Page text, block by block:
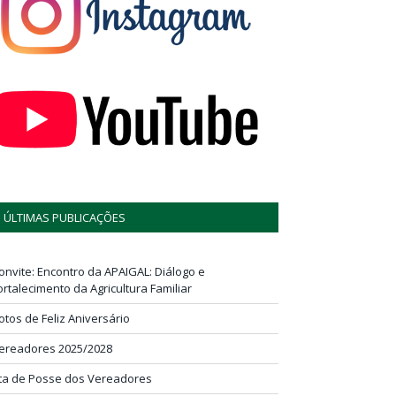
ÚLTIMAS PUBLICAÇÕES
Encontro da APAIGAL: Diálogo e
da Agricultura Familiar
de Feliz Aniversário
2025/2028
de Posse dos Vereadores